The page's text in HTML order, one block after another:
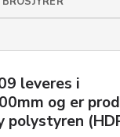
leveres i
og er
polystyren